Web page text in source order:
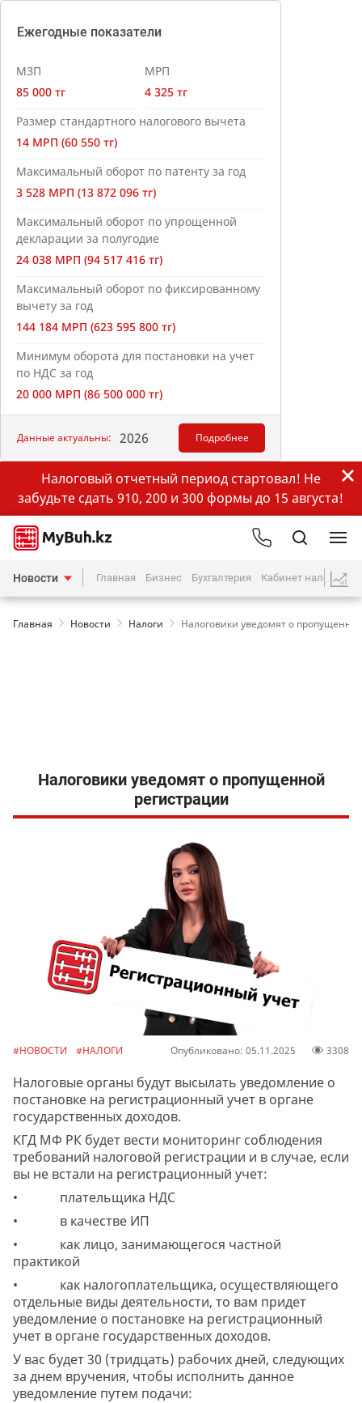
Ежегодные показатели
МЗП
85 000 тг
МРП
4 325 тг
Размер стандартного налогового вычета
14 МРП (60 550 тг)
Максимальный оборот по патенту за год
3 528 МРП (13 872 096 тг)
Максимальный оборот по упрощенной
декларации за полугодие
24 038 МРП (94 517 416 тг)
Максимальный оборот по фиксированному
вычету за год
144 184 МРП (623 595 800 тг)
Минимум оборота для постановки на учет
по НДС за год
20 000 МРП (86 500 000 тг)
Данные актуальны: 2026 Подробнее
Налоговый отчетный период стартовал! Не
забудьте сдать 910, 200 и 300 формы до 15 августа!
Новости Главная Бизнес Бухгалтерия Кабинет
Главная Новости Налоги Налоговики уведомят о
Налоговики уведомят о пропущенной
регистрации
#НОВОСТИ #НАЛОГИ Опубликовано: 05.11.2025 3308
Налоговые органы будут высылать уведомление о
постановке на регистрационный учет в органе
государственных доходов.
КГД МФ РК будет вести мониторинг соблюдения
требований налоговой регистрации и в случае, если
вы не встали на регистрационный учет:
• плательщика НДС
• в качестве ИП
• как лицо, занимающегося частной
практикой
• как налогоплательщика, осуществляющего
отдельные виды деятельности, то вам придет
уведомление о постановке на регистрационный
учет в органе государственных доходов.
У вас будет 30 (тридцать) рабочих дней, следующих
за днем вручения, чтобы исполнить данное
уведомление путем подачи: